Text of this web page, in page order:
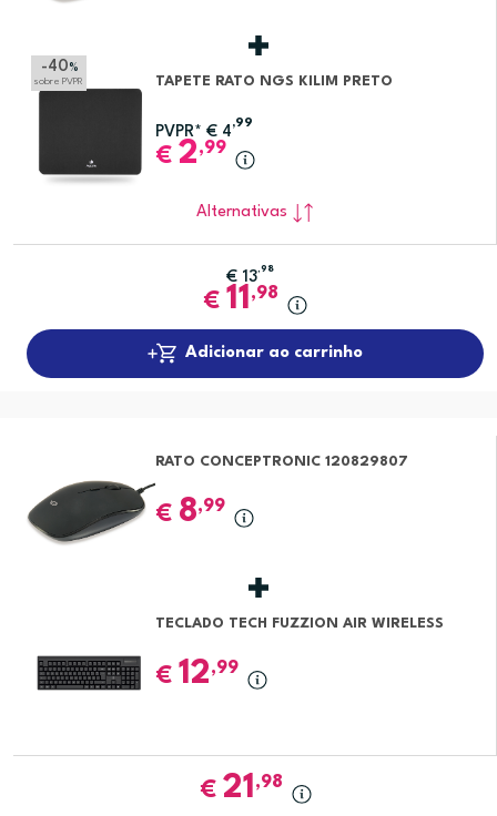
-40 %
sobre PVPR TAPETE RATO NGS KILIM PRETO
PVPR* € 4
,99
€ 2,99
Alternativas
€ 13,98
€ 11 ,98
Adicionar ao carrinho
RATO CONCEPTRONIC 120829807
€ 8,99
TECLADO TECH FUZZION AIR WIRELESS
€ 12,99
€ 21 ,98